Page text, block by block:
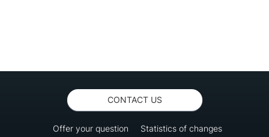
CONTACT US
Offer your question Statistics of changes